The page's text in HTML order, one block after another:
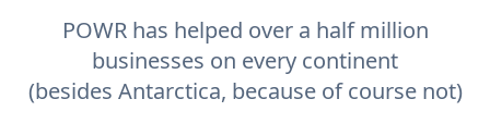
POWR has helped over a half million
businesses on every continent
(besides Antarctica, because of course not)